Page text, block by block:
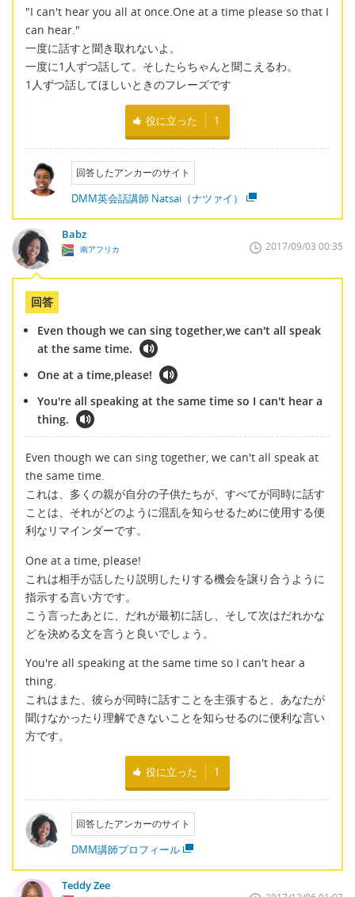
"I can't hear you all at once.One at a time please so that I
can hear."
一度に話すと聞き取れないよ。
一度に1人ずつ話して。そしたらちゃんと聞こえるわ。
1人ずつ話してほしいときのフレーズです
役に立った 1
回答したアンカーのサイト
DMM英会話講師 Natsai（ナツァイ）
Babz
南アフリカ 2017/09/03 00:35
回答
Even though we can sing together,we can't all speak
at the same time.
One at a time,please!
You're all speaking at the same time so I can't hear a
thing.
Even though we can sing together, we can't all speak at
the same time.
これは、多くの親が自分の子供たちが、すべてが同時に話す
ことは、それがどのように混乱を知らせるために使用する便
利なリマインダーです。
One at a time, please!
これは相手が話したり説明したりする機会を譲り合うように
指示する言い方です。
こう言ったあとに、だれが最初に話し、そして次はだれかな
どを決める文を言うと良いでしょう。
You're all speaking at the same time so I can't hear a
thing.
これはまた、彼らが同時に話すことを主張すると、あなたが
聞けなかったり理解できないことを知らせるのに便利な言い
方です。
役に立った 1
回答したアンカーのサイト
DMM講師プロフィール
Teddy Zee